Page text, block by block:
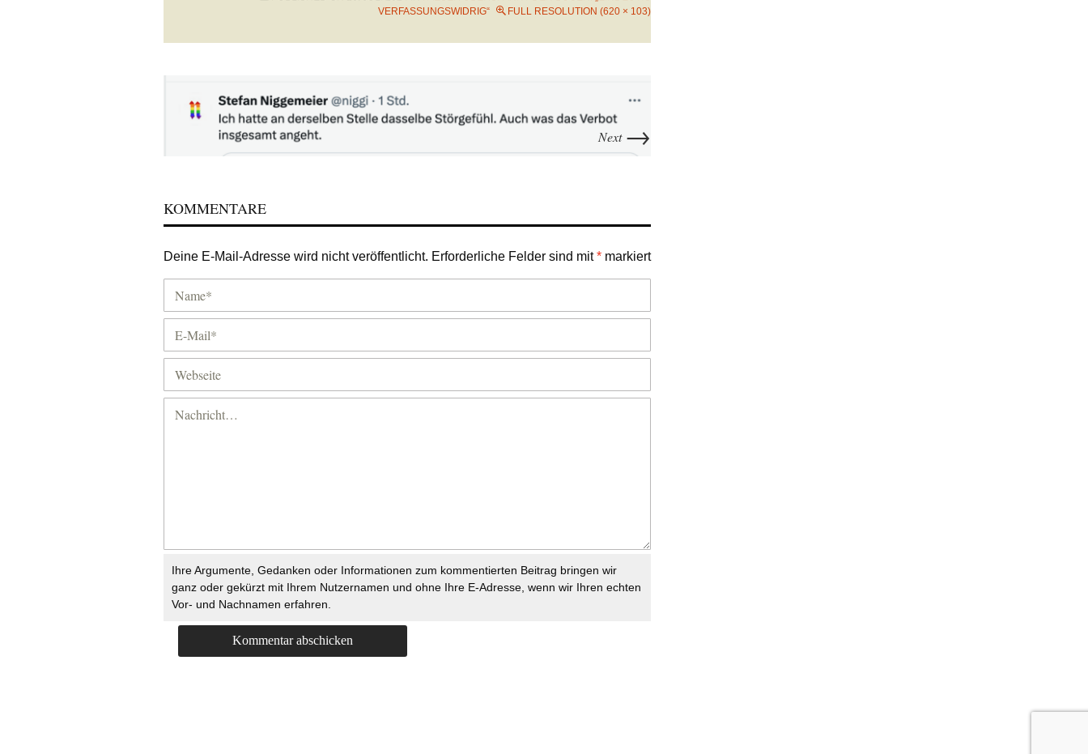
VERFASSUNGSWIDRIG“
FULL RESOLUTION (620 × 103)
Next →
KOMMENTARE
Deine E-Mail-Adresse wird nicht veröffentlicht. Erforderliche Felder sind mit* markiert
Ihre Argumente, Gedanken oder Informationen zum kommentierten Beitrag bringen wir
ganz oder gekürzt mit Ihrem Nutzernamen und ohne Ihre E-Adresse, wenn wir Ihren echten
Vor- und Nachnamen erfahren.